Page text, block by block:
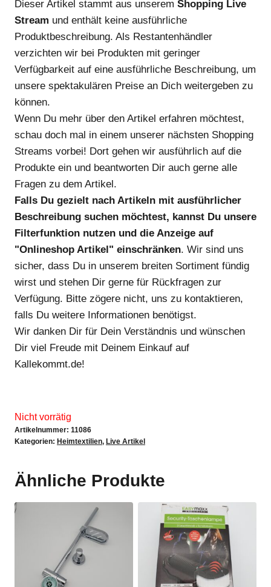
Dieser Artikel stammt aus unserem Shopping Live
Stream und enthält keine ausführliche
Produktbeschreibung. Als Restantenhändler
verzichten wir bei Produkten mit geringer
Verfügbarkeit auf eine ausführliche Beschreibung, um
unsere spektakulären Preise an Dich weitergeben zu
können.
Wenn Du mehr über den Artikel erfahren möchtest,
schau doch mal in einem unserer nächsten Shopping
Streams vorbei! Dort gehen wir ausführlich auf die
Produkte ein und beantworten Dir auch gerne alle
Fragen zu dem Artikel.
Falls Du gezielt nach Artikeln mit ausführlicher
Beschreibung suchen möchtest, kannst Du unsere
Filterfunktion nutzen und die Anzeige auf
"Onlineshop Artikel" einschränken. Wir sind uns
sicher, dass Du in unserem breiten Sortiment fündig
wirst und stehen Dir gerne für Rückfragen zur
Verfügung. Bitte zögere nicht, uns zu kontaktieren,
falls Du weitere Informationen benötigst.
Wir danken Dir für Dein Verständnis und wünschen
Dir viel Freude mit Deinem Einkauf auf
Kallekommt.de!
Nicht vorrätig
Artikelnummer: 11086
Kategorien: Heimtextilien, Live Artikel
Ähnliche Produkte